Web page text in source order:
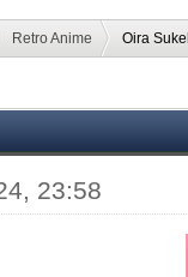
Retro Anime Oira
23:58